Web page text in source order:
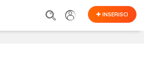
INSERISCI